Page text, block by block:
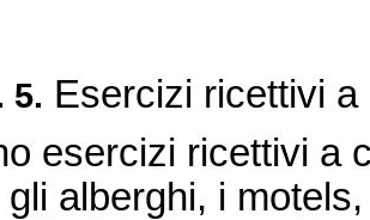
Esercizi ricettivi
esercizi ricettivi a
alberghi, i